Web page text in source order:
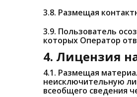
3.8. Размещая
3.9. Пользователь
которых Оператор
4. Лицензия
4.1. Размещая
неисключительную
всеобщего сведения